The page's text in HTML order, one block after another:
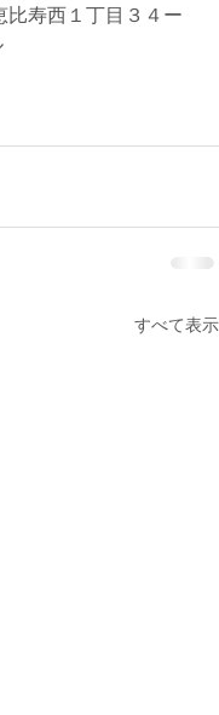
寿西１丁目３４ー
すべて表示